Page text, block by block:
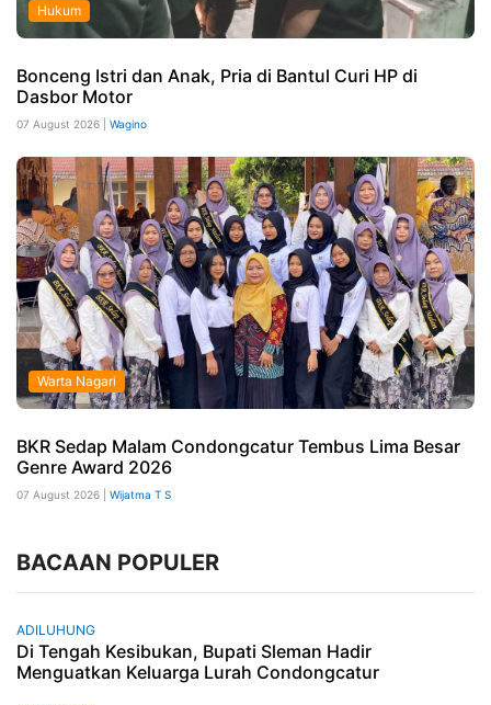
Hukum
Bonceng Istri dan Anak, Pria di Bantul Curi HP di
Dasbor Motor
07 August 2026 | Wagino
Warta Nagari
BKR Sedap Malam Condongcatur Tembus Lima Besar
Genre Award 2026
07 August 2026 | Wijatma T S
BACAAN POPULER
ADILUHUNG
Di Tengah Kesibukan, Bupati Sleman Hadir
Menguatkan Keluarga Lurah Condongcatur